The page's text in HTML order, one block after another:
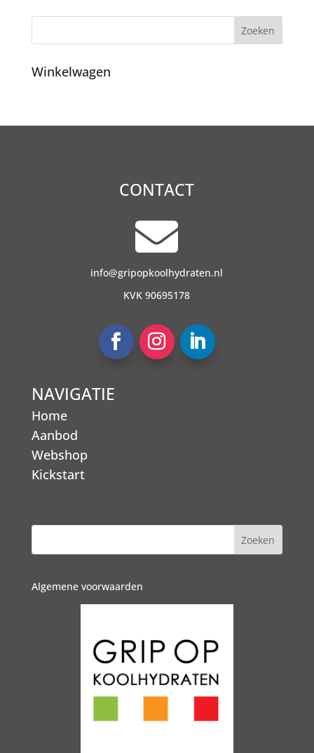
Winkelwagen
CONTACT

info@gripopkoolhydraten.nl
KVK 90695178
NAVIGATIE
Home
Aanbod
Webshop
Kickstart
Algemene voorwaarden